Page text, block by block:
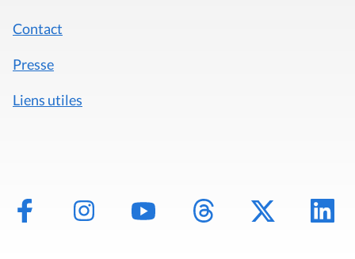
Contact
Presse
Liens utiles